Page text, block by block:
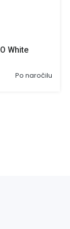
White
Po naročilu